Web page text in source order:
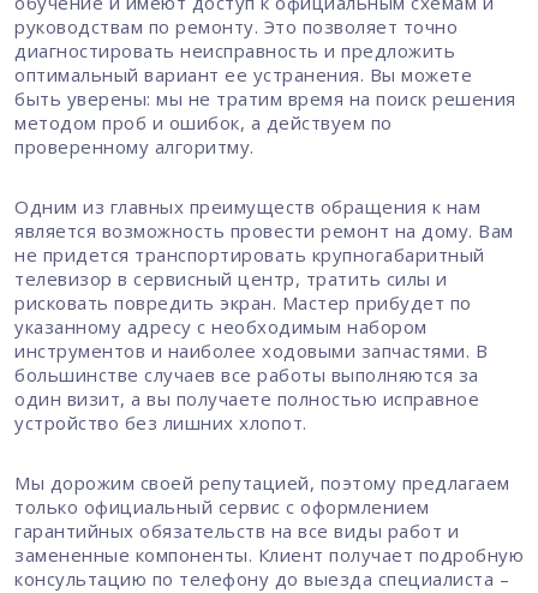
руководствам по ремонту. Это позволяет точно
диагностировать неисправность и предложить
оптимальный вариант ее устранения. Вы можете
быть уверены: мы не тратим время на поиск решения
методом проб и ошибок, а действуем по
проверенному алгоритму.
Одним из главных преимуществ обращения к нам
является возможность провести ремонт на дому. Вам
не придется транспортировать крупногабаритный
телевизор в сервисный центр, тратить силы и
рисковать повредить экран. Мастер прибудет по
указанному адресу с необходимым набором
инструментов и наиболее ходовыми запчастями. В
большинстве случаев все работы выполняются за
один визит, а вы получаете полностью исправное
устройство без лишних хлопот.
Мы дорожим своей репутацией, поэтому предлагаем
только официальный сервис с оформлением
гарантийных обязательств на все виды работ и
замененные компоненты. Клиент получает подробную
консультацию по телефону до выезда специалиста –